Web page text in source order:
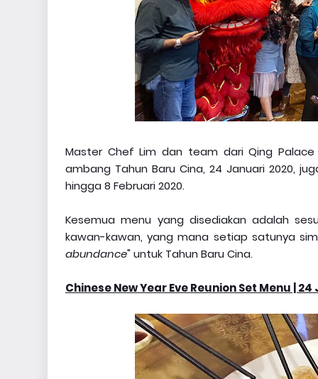
Master Chef Lim dan team dari Qing
ambang Tahun Baru Cina, 24 Januari 2020,
hingga 8 Februari 2020.
Kesemua menu yang disediakan adalah
kawan-kawan, yang mana setiap satunya
abundance" untuk Tahun Baru Cina.
Chinese New Year Eve Reunion Set Menu |